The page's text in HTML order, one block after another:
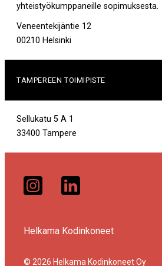
yhteistyökumppaneille sopimuksesta.
Veneentekijäntie 12
00210 Helsinki
TAMPEREEN TOIMIPISTE
Sellukatu 5 A 1
33400 Tampere
© 2026 Helkama Kodinkoneet Oy
Helkama Kodinkoneet